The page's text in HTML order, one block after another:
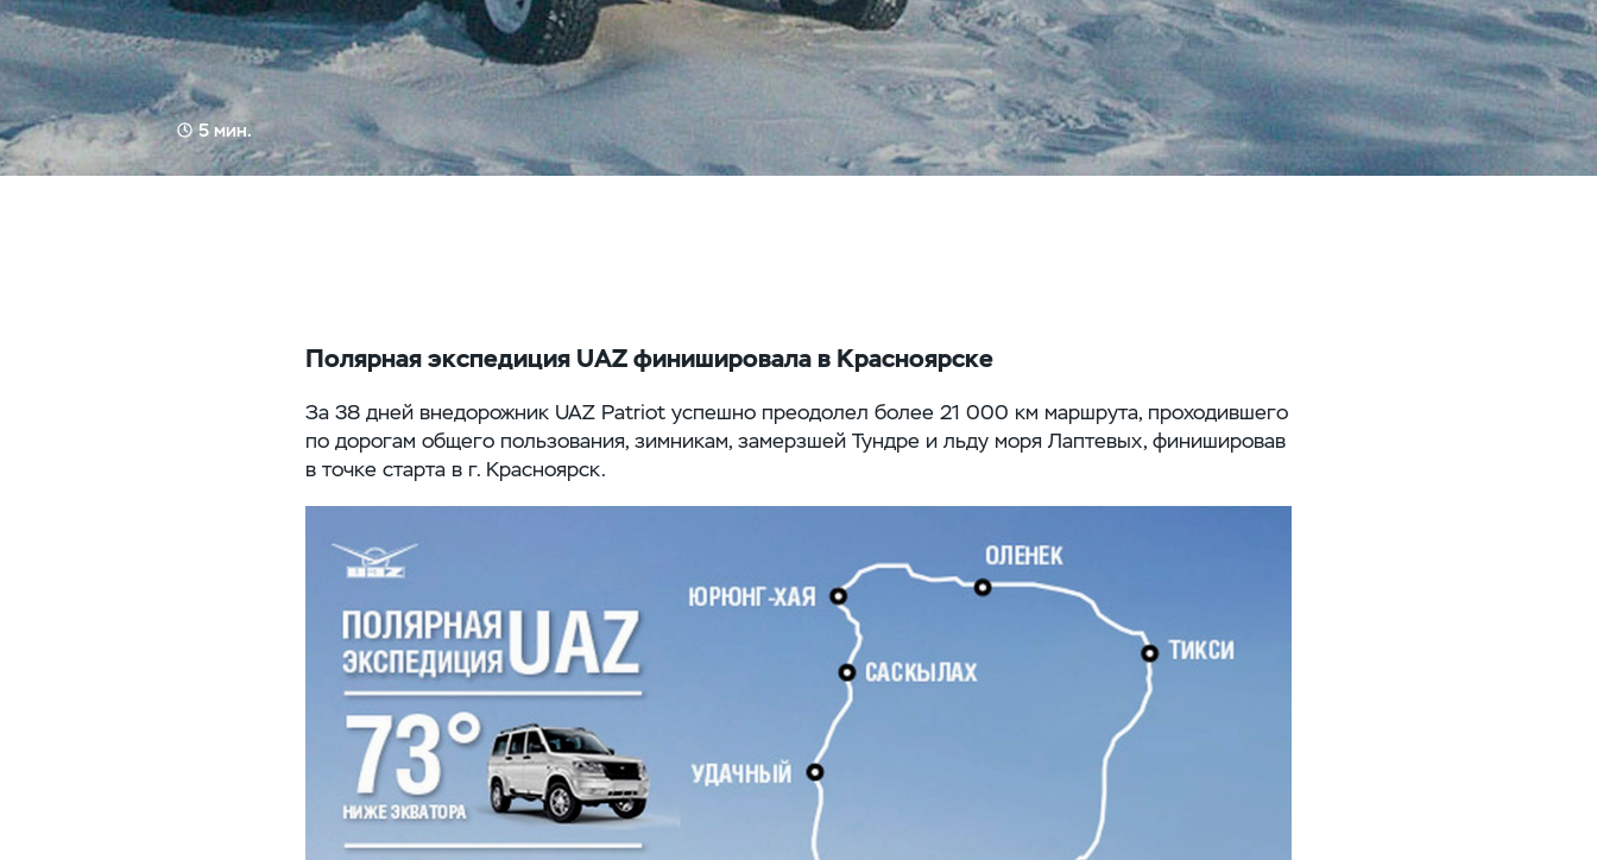
5 мин.
Полярная экспедиция UAZ финишировала в Красноярске
За 38 дней внедорожник UAZ Patriot успешно преодолел более 21 000 км маршрута, проходившего
по дорогам общего пользования, зимникам, замерзшей Тундре и льду моря Лаптевых, финишировав
в точке старта в г. Красноярск.